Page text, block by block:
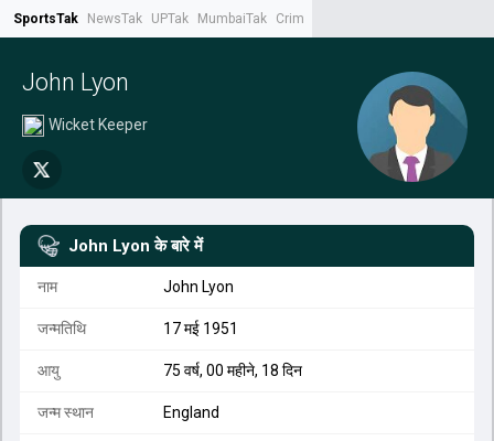
SportsTak NewsTak UPTak MumbaiTak CrimeTak
John Lyon
Wicket Keeper
John Lyon के बारे में
नाम John Lyon
जन्मतिथि 17 मई 1951
आयु 75 वर्ष, 00 महीने, 18 दिन
जन्म स्थान England